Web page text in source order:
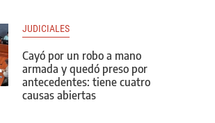
JUDICIALES
Cayó por un robo a mano
armada y quedó preso por
antecedentes: tiene cuatro
causas abiertas